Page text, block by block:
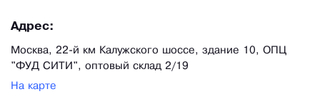
Адрес:
Москва, 22-й км Калужского шоссе, здание 10, ОПЦ
"ФУД СИТИ", оптовый склад 2/19
На карте